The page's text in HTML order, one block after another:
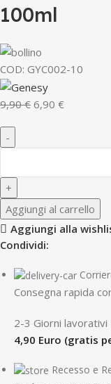
100ml
COD: GYC002-10
9,90€ 6,90 €
Aggiungi al carrello
Aggiungi alla
Condividi:
Consegna rapida
2-3 Giorni lavorativi
4,90 Euro (gratis
Recesso e